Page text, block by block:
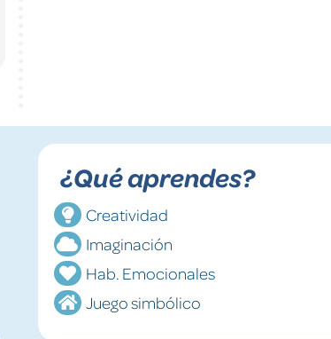
¿Qué aprendes?
Creatividad
Imaginación
Hab. Emocionales
Juego simbólico